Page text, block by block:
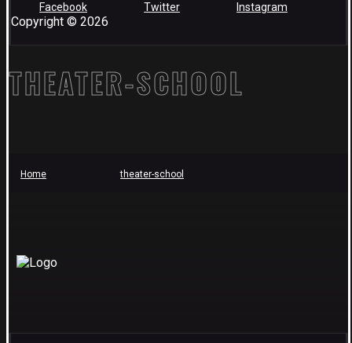
Facebook Twitter Instagram
Copyright © 2026
THEATER-SCHOOL
Home theater-school